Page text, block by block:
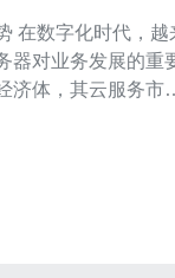
器对业务发展的重
济体，其云服务市
优势。以下是关于